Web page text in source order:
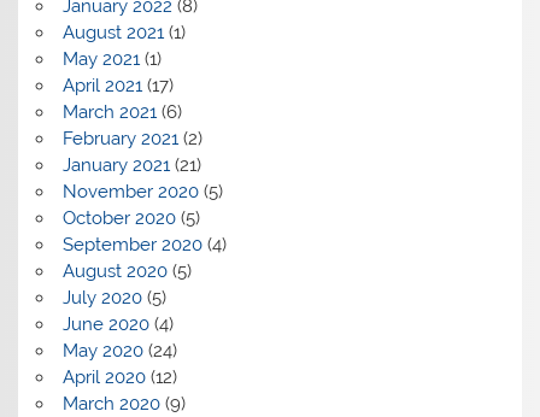
January 2022 (8)
August 2021(1)
May 2021(1)
April 2021(17)
March 2021(6)
February 2021(2)
January 2021(21)
November 2020(5)
October 2020(5)
September 2020(4)
August 2020(5)
July 2020(5)
June 2020(4)
May 2020(24)
April 2020(12)
March 2020(9)